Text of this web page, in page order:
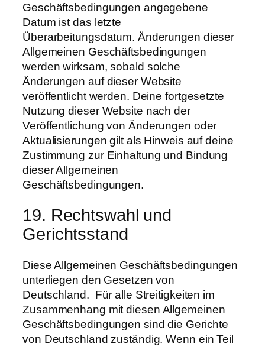
Geschäftsbedingungen angegebene
Datum ist das letzte
Überarbeitungsdatum. Änderungen dieser
Allgemeinen Geschäftsbedingungen
werden wirksam, sobald solche
Änderungen auf dieser Website
veröffentlicht werden. Deine fortgesetzte
Nutzung dieser Website nach der
Veröffentlichung von Änderungen oder
Aktualisierungen gilt als Hinweis auf deine
Zustimmung zur Einhaltung und Bindung
dieser Allgemeinen
Geschäftsbedingungen.
19. Rechtswahl und
Gerichtsstand
Diese Allgemeinen Geschäftsbedingungen
unterliegen den Gesetzen von
Deutschland. Für alle Streitigkeiten im
Zusammenhang mit diesen Allgemeinen
Geschäftsbedingungen sind die Gerichte
von Deutschland zuständig. Wenn ein Teil